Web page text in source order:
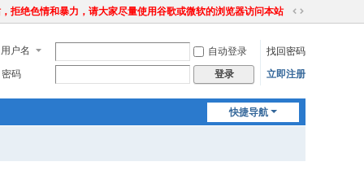
拒绝色情和暴力，请大家尽量使用谷歌或微软的浏览器访问本站
切
到
宽
用户名 自动登录
找回密码
密码
登录 立即注册
快捷导航